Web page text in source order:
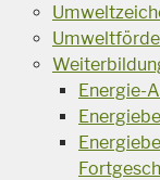
Energie-